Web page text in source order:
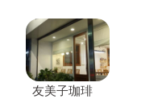
友美子珈琲